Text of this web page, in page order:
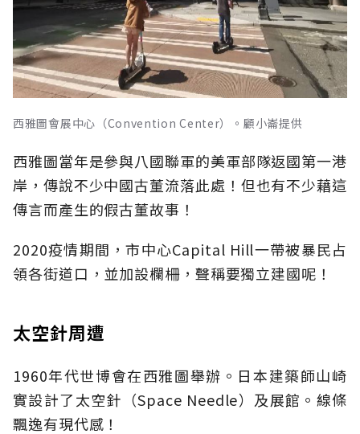
西雅圖會展中心（Convention Center）。顧小崙提供
西雅圖當年是參與八國聯軍的美軍部隊返國第一港
岸，傳說不少中國古董流落此處！但也有不少藉這
傳言而產生的假古董故事！
2020疫情期間，市中心Capital Hill一帶被暴民占
領各街道口，並加設欄柵，聲稱要獨立建國呢！
太空針周遭
1960年代世博會在西雅圖舉辦。日本建築師山崎
實設計了太空針（Space Needle）及展館。線條
飄逸有現代感！